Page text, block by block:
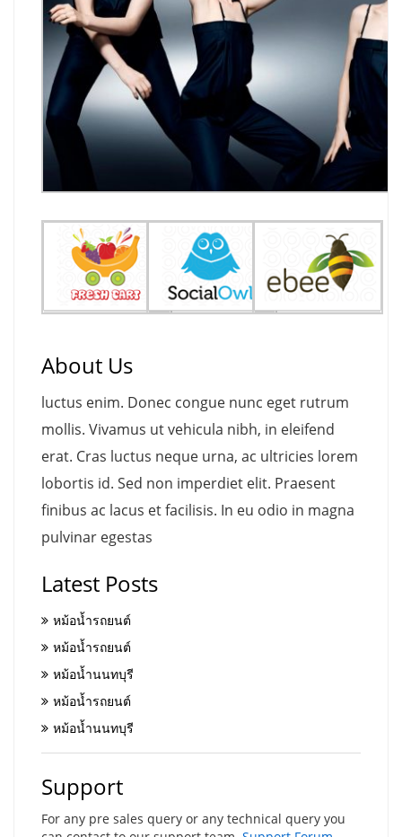
About Us
luctus enim. Donec congue nunc eget rutrum
mollis. Vivamus ut vehicula nibh, in eleifend
erat. Cras luctus neque urna, ac ultricies lorem
lobortis id. Sed non imperdiet elit. Praesent
finibus ac lacus et facilisis. In eu odio in magna
pulvinar egestas
Latest Posts
หม้อน้ำรถยนต์
หม้อน้ำรถยนต์
หม้อน้ำนนทบุรี
หม้อน้ำรถยนต์
หม้อน้ำนนทบุรี
Support
For any pre sales query or any technical query you